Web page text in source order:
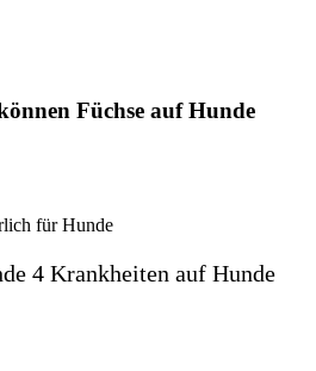
Füchse auf Hunde
4 Krankheiten auf Hunde